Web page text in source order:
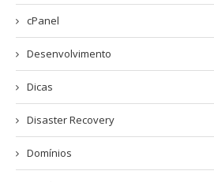
cPanel
Desenvolvimento
Dicas
Disaster Recovery
Domínios